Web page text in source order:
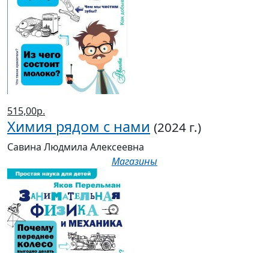
515,00р.
Химия рядом с нами (2024 г.)
Савина Людмила Алексеевна
Магазины